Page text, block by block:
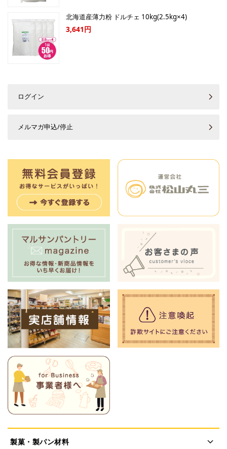
北海道産薄力粉 ドルチェ 10kg(2.5kg×4)
3,641円
ログイン
メルマガ申込/停止
製菓・製パン材料